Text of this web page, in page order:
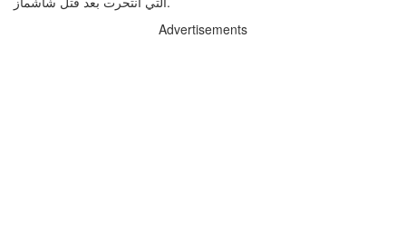
Advertisements